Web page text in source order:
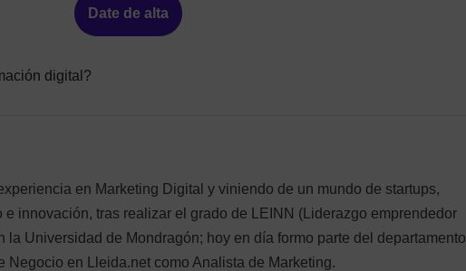
Date de alta
digital?
en Marketing Digital y viniendo de un mundo de startups,
e innovación, tras realizar el grado de LEINN (Liderazgo emprendedor
la Universidad de Mondragón; hoy en día formo parte del departamento
Negocio en Lleida.net como Analista de Marketing.